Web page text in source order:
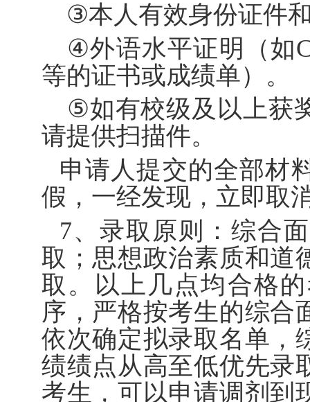
③本人有效身份证件
④外语水平证明（如
等的证书或成绩单）。
⑤如有校级及以上获
请提供扫描件。
申请人提交的全部材
假，一经发现，立即取
7、录取原则：综合
取；思想政治素质和道
取。以上几点均合格
序，严格按考生的综合
依次确定拟录取名单，
绩绩点从高至低优先录
考生，可以申请调剂到